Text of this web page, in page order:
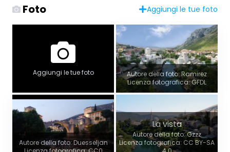
Foto Aggiungi le tue foto
Aggiungi le tue foto
Autore della foto: Ramirez
Licenza fotografica: GFDL
Autore della foto: Duesseljan
La vista
Autore della foto: Gzzz
Licenza fotografica: CC BY-SA